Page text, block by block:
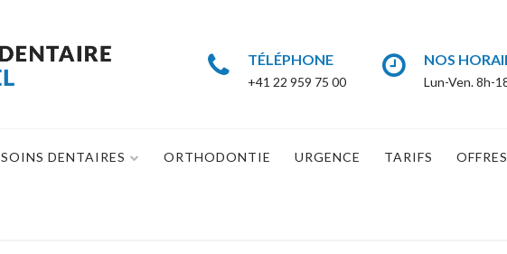
TÉLÉPHONE
+41 22 959 75 00
NOS
Lun-Ven. 8h-
SOINS DENTAIRES ORTHODONTIE URGENCE TARIFS